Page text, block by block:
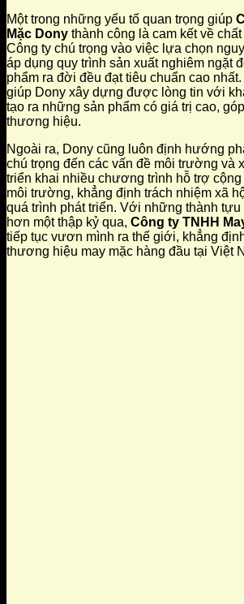
Một trong những yếu tố quan trọng giúp
Mặc Dony thành công là cam kết về
Công ty chú trọng vào việc lựa chọn
áp dụng quy trình sản xuất nghiêm ngặt
phẩm ra đời đều đạt tiêu chuẩn cao
giúp Dony xây dựng được lòng tin với
tạo ra những sản phẩm có giá trị cao,
thương hiệu.
Ngoài ra, Dony cũng luôn định hướng
chú trọng đến các vấn đề môi trường và
triển khai nhiều chương trình hỗ trợ
môi trường, khẳng định trách nhiệm xã
quá trình phát triển. Với những thành tựu
hơn một thập kỷ qua, Công ty TNHH
tiếp tục vươn mình ra thế giới, khẳng
thương hiệu may mặc hàng đầu tại Việt